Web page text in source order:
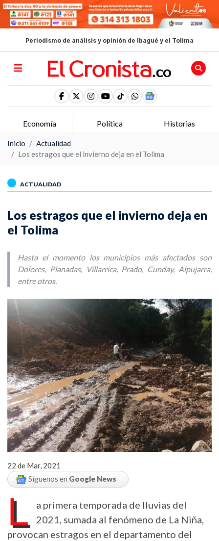
Periodismo de análisis y opinión de Ibagué y el Tolima
Economía Política Historias
Inicio
Actualidad
Los estragos que el invierno deja en el Tolima
ACTUALIDAD
Los estragos que el invierno deja en
el Tolima
Hasta el momento los municipios más afectados son
Dolores, Planadas, Villarrica, Prado, Cunday, Alpujarra,
entre otros.
22 de Mar, 2021
Síguenos en Google News
L
a primera temporada de lluvias del
2021, sumada al fenómeno de La Niña,
provocan estragos en el departamento del